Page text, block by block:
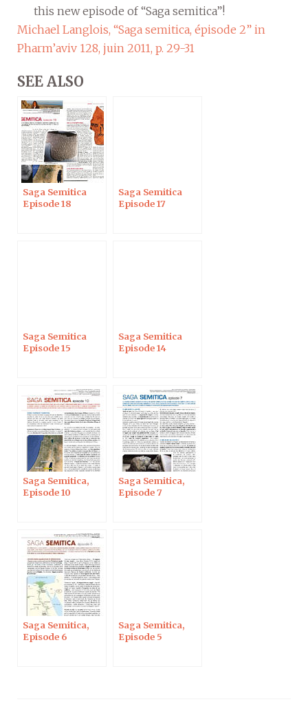
this new episode of “Saga semitica”!
Michael Langlois, “Saga semitica, épisode 2” in
Pharm’aviv 128, juin 2011, p. 29-31
SEE ALSO
Saga Semitica
Episode 18
Saga Semitica
Episode 17
Saga Semitica
Episode 15
Saga Semitica
Episode 14
Saga Semitica,
Episode 10
Saga Semitica,
Episode 7
Saga Semitica,
Episode 6
Saga Semitica,
Episode 5